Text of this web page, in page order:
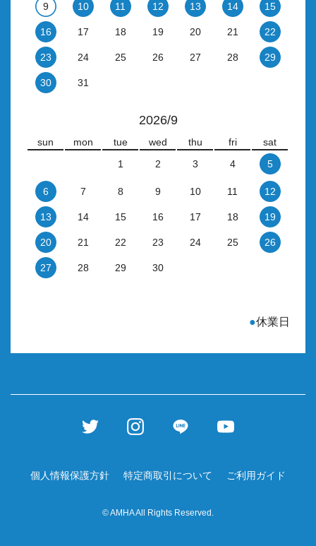
9 10 11 12 13 14 15
16 17 18 19 20 21 22
23 24 25 26 27 28 29
30 31
2026/9
sun mon tue wed thu fri
sat
1
2 3 4 5
6 7 8 9 10 11 12
13 14 15 16 17 18 19
20 21 22 23 24 25 26
27 28 29 30
●休業日
個人情報保護方針 特定商取引について ご利用ガイド
© AMHA All Rights Reserved.